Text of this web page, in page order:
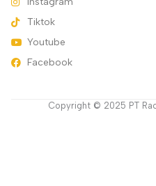
Tiktok
Youtube
Facebook
Copyright © 2025 PT